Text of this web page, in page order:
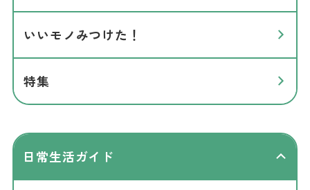
いいモノみつけた！
特集
日常生活ガイド